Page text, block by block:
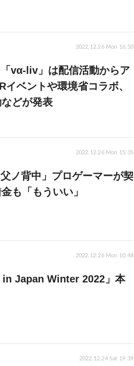
2022.12.26 Mon 16:50
「vα-liv」は配信活動からア
ベントや環境省コラボ、
どが発表
2022.12.26 Mon 15:35
ノ背中」プロゲーマーが契
も「もういい」
2022.12.26 Mon 10:48
in Japan Winter 2022」本
2022.12.24 Sat 19:39